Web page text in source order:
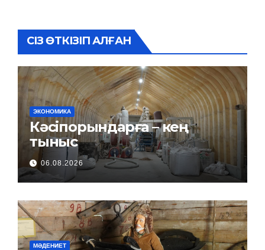
СІЗ ӨТКІЗІП АЛҒАН
ЭКОНОМИКА
Кәсіпорындарға – кең
тыныс
06.08.2026
МӘДЕНИЕТ